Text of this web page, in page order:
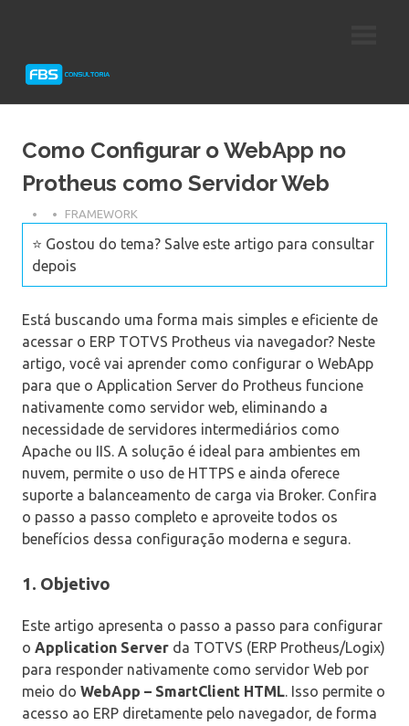
Protheus
Como Configurar o WebApp no
Protheus como Servidor Web
FRAMEWORK
⭐ Gostou do tema? Salve este artigo para consultar
depois
Está buscando uma forma mais simples e eficiente de
acessar o ERP TOTVS Protheus via navegador? Neste
artigo, você vai aprender como configurar o WebApp
para que o Application Server do Protheus funcione
nativamente como servidor web, eliminando a
necessidade de servidores intermediários como
Apache ou IIS. A solução é ideal para ambientes em
nuvem, permite o uso de HTTPS e ainda oferece
suporte a balanceamento de carga via Broker. Confira
o passo a passo completo e aproveite todos os
benefícios dessa configuração moderna e segura.
1. Objetivo
Este artigo apresenta o passo a passo para configurar
o Application Server da TOTVS (ERP Protheus/Logix)
para responder nativamente como servidor Web por
meio do WebApp – SmartClient HTML. Isso permite o
acesso ao ERP diretamente pelo navegador, de forma